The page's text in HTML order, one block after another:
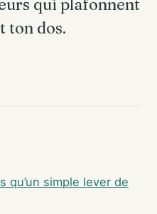
qui plafonnent
ton dos.
qu’un simple lever de